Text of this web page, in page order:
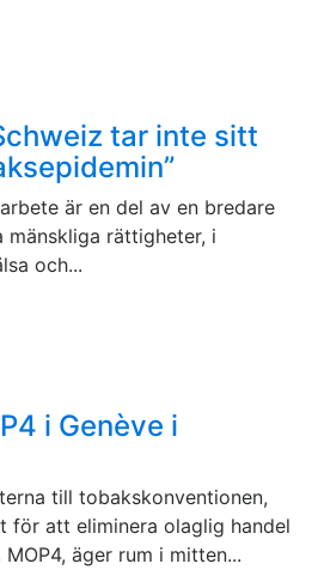
tar inte sitt
är en del av en bredare
rättigheter, i
och...
i Genève i
till tobakskonventionen,
för att eliminera olaglig handel
äger rum i mitten...